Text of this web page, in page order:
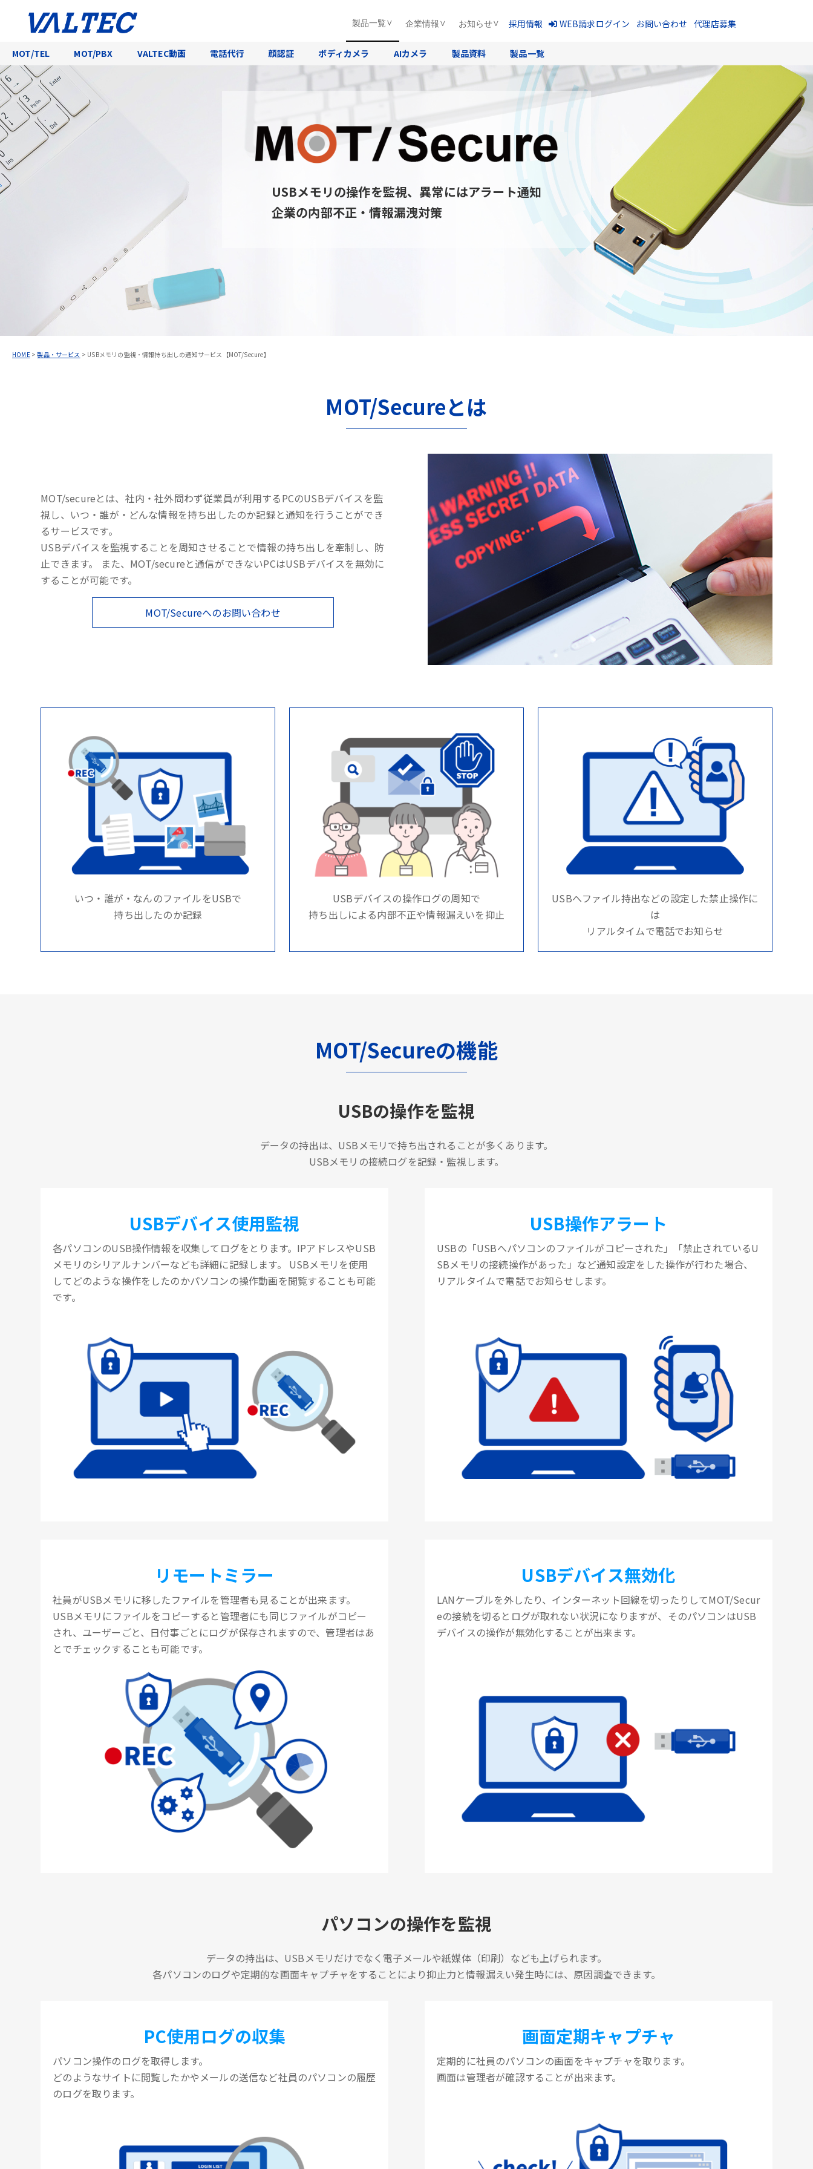
製品一覧
MOT/TEL MOT/PBX VALTEC動画 電話代行 顔認証 ボディカメラ AIカメラ 製品資料 製品一覧
企業情報 お知らせ 採用情報 WEB請求ログイン お問い合わせ 代理店募集
HOME>製品・サービス > USBメモリの監視・情報持ち出しの通知サービス【MOT/Secure】
USBメモリの操作を監視、異常にはアラート通知
企業の内部不正・情報漏洩対策
MOT/Secureとは
MOT/secureとは、社内・社外問わず従業員が利用するPCのUSBデバイスを監
視し、いつ・誰が・どんな情報を持ち出したのか記録と通知を行うことができ
るサービスです。
USBデバイスを監視することを周知させることで情報の持ち出しを牽制し、防
止できます。 また、MOT/secureと通信ができないPCはUSBデバイスを無効に
することが可能です。
MOT/Secureへのお問い合わせ
いつ・誰が・なんのファイルをUSBで
持ち出したのか記録
USBデバイスの操作ログの周知で
持ち出しによる内部不正や情報漏えいを抑止
USBへファイル持出などの設定した禁止操作に
は
リアルタイムで電話でお知らせ
MOT/Secureの機能
USBの操作を監視
データの持出は、USBメモリで持ち出されることが多くあります。
USBメモリの接続ログを記録・監視します。
USBデバイス使用監視
各パソコンのUSB操作情報を収集してログをとります。IPアドレスやUSB
メモリのシリアルナンバーなども詳細に記録します。 USBメモリを使用
してどのような操作をしたのかパソコンの操作動画を閲覧することも可能
です。
USB操作アラート
USBの「USBへパソコンのファイルがコピーされた」「禁止されているU
SBメモリの接続操作があった」など通知設定をした操作が行わた場合、
リアルタイムで電話でお知らせします。
リモートミラー
社員がUSBメモリに移したファイルを管理者も見ることが出来ます。
USBメモリにファイルをコピーすると管理者にも同じファイルがコピー
され、ユーザーごと、日付事ごとにログが保存されますので、管理者はあ
とでチェックすることも可能です。
USBデバイス無効化
LANケーブルを外したり、インターネット回線を切ったりしてMOT/Secur
eの接続を切るとログが取れない状況になりますが、そのパソコンはUSB
デバイスの操作が無効化することが出来ます。
パソコンの操作を監視
データの持出は、USBメモリだけでなく電子メールや紙媒体（印刷）なども上げられます。
各パソコンのログや定期的な画面キャプチャをすることにより抑止力と情報漏えい発生時には、原因調査できます。
PC使用ログの収集
パソコン操作のログを取得します。
どのようなサイトに閲覧したかやメールの送信など社員のパソコンの履歴
のログを取ります。
画面定期キャプチャ
定期的に社員のパソコンの画面をキャプチャを取ります。
画面は管理者が確認することが出来ます。